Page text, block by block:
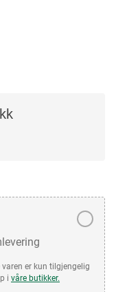
varen er kun tilgjengelig
i våre butikker.